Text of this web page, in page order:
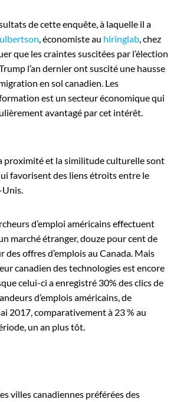
de cette enquête, à laquelle il a
, économiste au hiringlab, chez
que les craintes suscitées par l’élection
l’an dernier ont suscité une hausse
en sol canadien. Les
est un secteur économique qui
avantagé par cet intérêt.
proximité et la similitude culturelle sont
favorisent des liens étroits entre le
Unis.
d’emploi américains effectuent
marché étranger, douze pour cent de
des offres d’emplois au Canada. Mais
canadien des technologies est encore
celui-ci a enregistré 30% des clics de
d’emplois américains, de
2017, comparativement à 23 % au
un an plus tôt.
villes canadiennes préférées des